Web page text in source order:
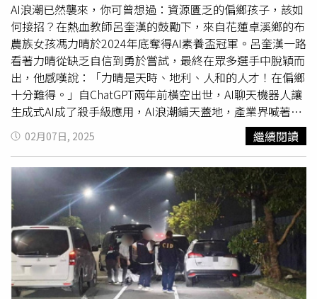
AI浪潮已然襲來，你可曾想過：資源匱乏的偏鄉孩子，該如
何接招？在熱血教師呂奎漢的鼓勵下，來自花蓮卓溪鄉的布
農族女孩馮力晴於2024年底奪得AI素養盃冠軍。呂奎漢一路
看著力晴從缺乏自信到勇於嘗試，最終在眾多選手中脫穎而
出，他感嘆說：「力晴是天時、地利、人和的人才！在偏鄉
十分難得。」自ChatGPT兩年前橫空出世，AI聊天機器人讓
生成式AI成了殺手級應用，AI浪潮鋪天蓋地，產業界喊著缺
才，教育部去年首推AI課程，成立「台灣大專院校人工智慧
學程聯盟」（簡稱TAICA），集合台大、清大等25所大專校
課程，城鄉學生均可學習，國中小學雖無AI課程，僅發布
《中小學數位教學指引3.0》，並協助舉辦「AI素養盃」，
透過補助及協助師生學習AI，也預計今年擴大到全台各地舉
辦AI菁英賽。依教育部規劃，將以108課綱為基礎，陸續調
整融入生成式AI等議題，也就是說中小學AI教育尚在起步
中，不過，CTWANT記者實地走訪花蓮及南投偏鄉，採訪到
兩位AI熱血老師，DIY教材及課程，透過邊玩邊學的方式，
02月07日, 2025 繼續閱讀